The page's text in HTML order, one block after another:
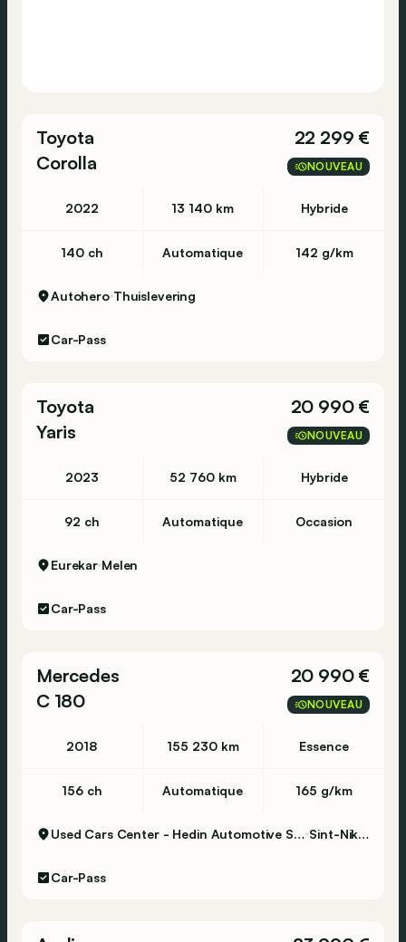
Toyota
Corolla
22 299 €
NOUVEAU
2022 13 140 km Hybride
140 ch Automatique 142 g/km
Autohero Thuislevering
Car-Pass
Toyota
Yaris
20 990 €
NOUVEAU
2023 52 760 km Hybride
92 ch Automatique Occasion
Eurekar Melen
Car-Pass
Mercedes
C 180
20 990 €
NOUVEAU
2018 155 230 km Essence
156 ch Automatique 165 g/km
Used Cars Center - Hedin Automotive Sint-Niklaas Sint-Niklaas
Car-Pass